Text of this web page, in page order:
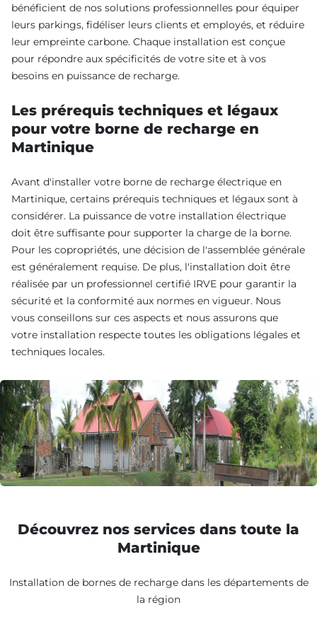
bénéficient de nos solutions professionnelles pour équiper
leurs parkings, fidéliser leurs clients et employés, et réduire
leur empreinte carbone. Chaque installation est conçue
pour répondre aux spécificités de votre site et à vos
besoins en puissance de recharge.
Les prérequis techniques et légaux
pour votre borne de recharge en
Martinique
Avant d'installer votre borne de recharge électrique en
Martinique, certains prérequis techniques et légaux sont à
considérer. La puissance de votre installation électrique
doit être suffisante pour supporter la charge de la borne.
Pour les copropriétés, une décision de l'assemblée générale
est généralement requise. De plus, l'installation doit être
réalisée par un professionnel certifié IRVE pour garantir la
sécurité et la conformité aux normes en vigueur. Nous
vous conseillons sur ces aspects et nous assurons que
votre installation respecte toutes les obligations légales et
techniques locales.
Découvrez nos services dans toute la
Martinique
Installation de bornes de recharge dans les départements de
la région